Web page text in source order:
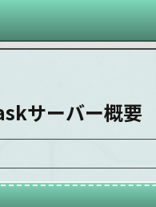
サーバー概要